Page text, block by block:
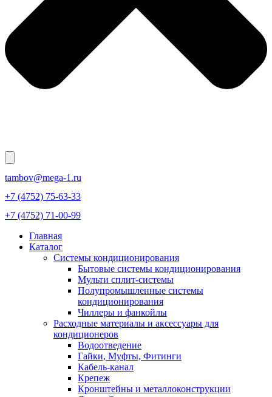
tambov@mega-1.ru
+7 (4752) 75-63-33
+7 (4752) 71-00-99
Главная
Каталог
Системы кондиционирования
Бытовые системы кондиционирования
Мульти сплит-системы
Полупромышленные системы
кондиционирования
Чиллеры и фанкойлы
Расходные материалы и аксессуары для
кондиционеров
Водоотведение
Гайки, Муфты, Фитинги
Кабель-канал
Крепеж
Кронштейны и металлоконструкции